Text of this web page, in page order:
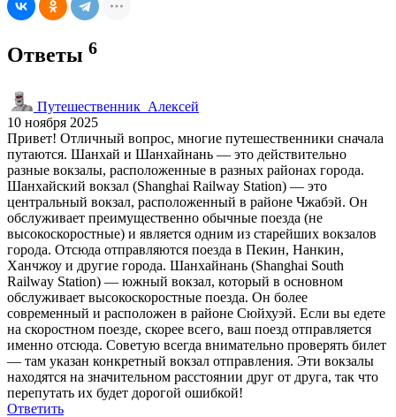
Ответы 6
Путешественник_Алексей
10 ноября 2025
Привет! Отличный вопрос, многие путешественники сначала
путаются. Шанхай и Шанхайнань — это действительно
разные вокзалы, расположенные в разных районах города.
Шанхайский вокзал (Shanghai Railway Station) — это
центральный вокзал, расположенный в районе Чжабэй. Он
обслуживает преимущественно обычные поезда (не
высокоскоростные) и является одним из старейших вокзалов
города. Отсюда отправляются поезда в Пекин, Нанкин,
Ханчжоу и другие города. Шанхайнань (Shanghai South
Railway Station) — южный вокзал, который в основном
обслуживает высокоскоростные поезда. Он более
современный и расположен в районе Сюйхуэй. Если вы едете
на скоростном поезде, скорее всего, ваш поезд отправляется
именно отсюда. Советую всегда внимательно проверять билет
— там указан конкретный вокзал отправления. Эти вокзалы
находятся на значительном расстоянии друг от друга, так что
перепутать их будет дорогой ошибкой!
Ответить